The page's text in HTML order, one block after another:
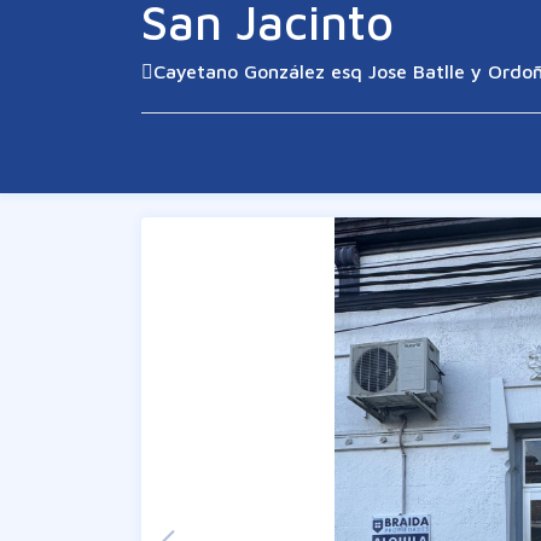
San Jacinto
Cayetano González esq Jose Batlle y